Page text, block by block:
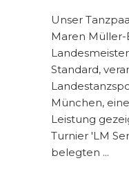
Unser
Maren
Standard,
München,
Leistung
Turnier 'LM
belegten